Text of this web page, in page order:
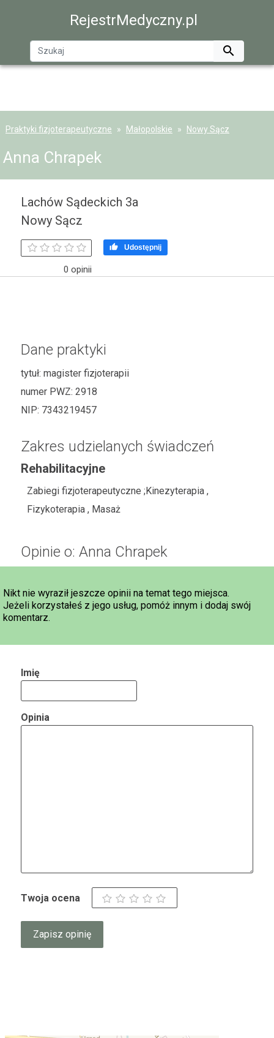
RejestrMedyczny.pl

Praktyki fizjoterapeutyczne Małopolskie Nowy Sącz
Anna Chrapek
Lachów Sądeckich 3a
Nowy Sącz
0 opinii
 Udostępnij
Dane praktyki
tytuł: magister fizjoterapii
numer PWZ: 2918
NIP: 7343219457
Zakres udzielanych świadczeń
Rehabilitacyjne
Zabiegi fizjoterapeutyczne ;Kinezyterapia ,
Fizykoterapia , Masaż
Opinie o: Anna Chrapek
Nikt nie wyraził jeszcze opinii na temat tego miejsca.
Jeżeli korzystałeś z jego usług, pomóż innym i dodaj swój
komentarz.
Imię
Opinia
Twoja ocena